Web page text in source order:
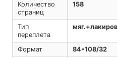
Количество
страниц
158
Тип
переплета
Формат
84*108/32